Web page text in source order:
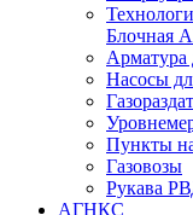
Блочная
Насосы
Пункты
Газовозы
Рукава
АГНКС